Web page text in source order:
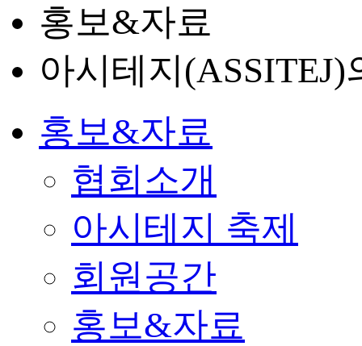
홍보&자료
아시테지
홍보&자료
협회소개
아시테지 축제
회원공간
홍보&자료